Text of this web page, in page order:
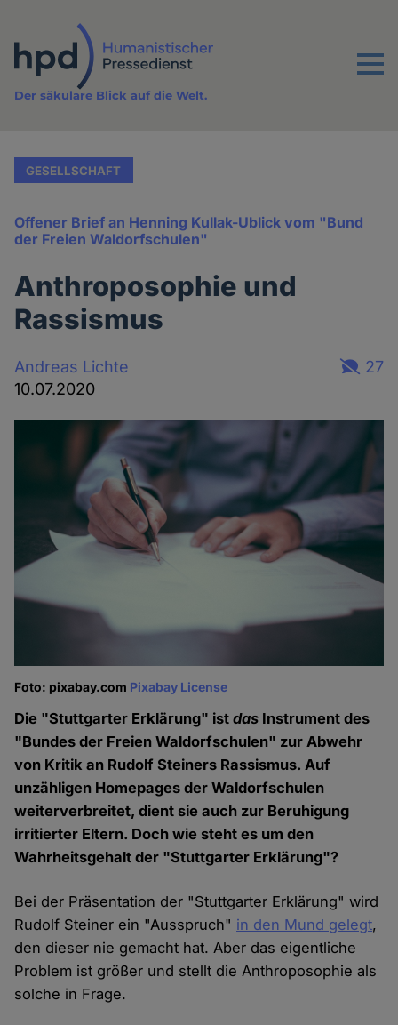
Inhalt
Menu
Der säkulare Blick auf die Welt.
GESELLSCHAFT
Offener Brief an Henning Kullak-Ublick vom "Bund
der Freien Waldorfschulen"
Anthroposophie und
Rassismus
Andreas Lichte
10.07.2020
27
Foto: pixabay.com Pixabay License
Die "Stuttgarter Erklärung" istdas Instrument des
"Bundes der Freien Waldorfschulen" zur Abwehr
von Kritik an Rudolf Steiners Rassismus. Auf
unzähligen Homepages der Waldorfschulen
weiterverbreitet, dient sie auch zur Beruhigung
irritierter Eltern. Doch wie steht es um den
Wahrheitsgehalt der "Stuttgarter Erklärung"?
Bei der Präsentation der "Stuttgarter Erklärung" wird
Rudolf Steiner ein "Ausspruch" in den Mund gelegt,
den dieser nie gemacht hat. Aber das eigentliche
Problem ist größer und stellt die Anthroposophie als
solche in Frage.